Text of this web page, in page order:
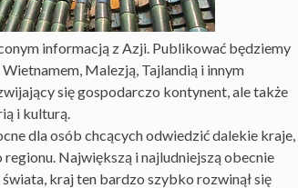
informacją z Azji. Publikować będziemy
Malezją, Tajlandią i innym
się gospodarczo kontynent, ale także
i kulturą.
dla osób chcących odwiedzić dalekie kraje,
Największą i najludniejszą obecnie
kraj ten bardzo szybko rozwinął się